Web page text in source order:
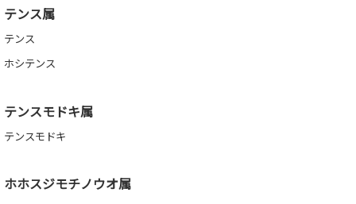
テンス属
テンス
ホシテンス
テンスモドキ属
テンスモドキ
ホホスジモチノウオ属